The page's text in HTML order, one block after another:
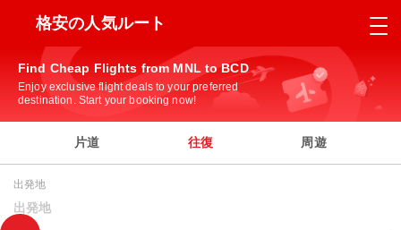
格安の人気ルート
Find Cheap Flights from MNL to BCD
Enjoy exclusive flight deals to your preferred
destination. Start your booking now!
片道 往復 周遊
出発地
出発地